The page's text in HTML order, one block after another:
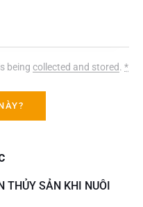
beingcollected and stored.*
THỦY SẢN KHI NUÔI